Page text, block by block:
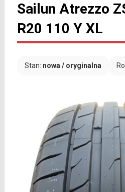
Sailun Atrezzo
R20 110 Y XL
Stan: nowa / oryginalna